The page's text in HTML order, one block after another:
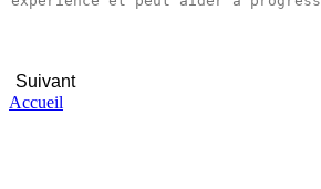
Suivant
Accueil